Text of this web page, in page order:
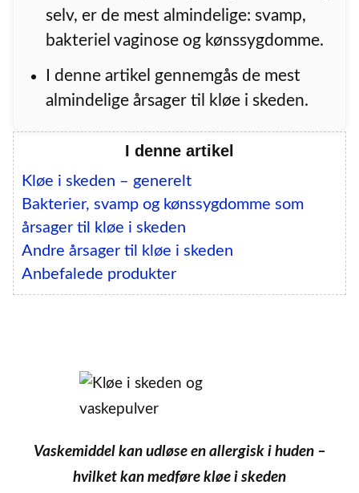
selv, er de mest almindelige: svamp,
bakteriel vaginose og kønssygdomme.
I denne artikel gennemgås de mest
almindelige årsager til kløe i skeden.
I denne artikel
Kløe i skeden – generelt
Bakterier, svamp og kønssygdomme som
årsager til kløe i skeden
Andre årsager til kløe i skeden
Anbefalede produkter
Vaskemiddel kan udløse en allergisk i huden –
hvilket kan medføre kløe i skeden